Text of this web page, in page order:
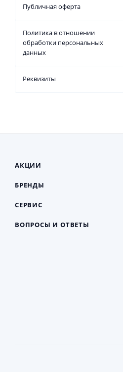
Публичная оферта
Политика в отношении
обработки персональных
данных
Реквизиты
АКЦИИ
БРЕНДЫ
СЕРВИС
ВОПРОСЫ И ОТВЕТЫ